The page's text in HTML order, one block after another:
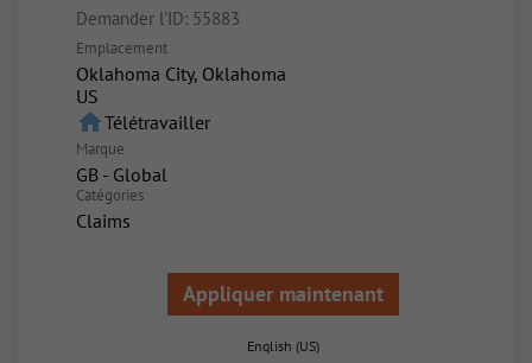
Demander l'ID: 55883
Emplacement
Oklahoma City, Oklahoma
homeTélétravailler
Marque
GB - Global
Catégories
Claims
Appliquer maintenant
English (US)